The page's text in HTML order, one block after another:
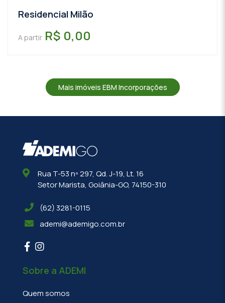
Residencial Milão
A partir R$ 0,00
Mais imóveis EBM Incorporações
Rua T-53 nº 297, Qd. J-19, Lt. 16
Setor Marista, Goiânia-GO, 74150-310
(62) 3281-0115
ademi@ademigo.com.br
Sobre a ADEMI
Quem somos